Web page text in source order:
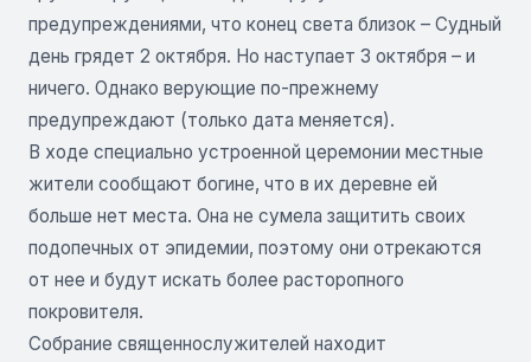
предупреждениями, что конец света близок – Судный
день грядет 2 октября. Но наступает 3 октября – и
ничего. Однако верующие по-прежнему
предупреждают (только дата меняется).
В ходе специально устроенной церемонии местные
жители сообщают богине, что в их деревне ей
больше нет места. Она не сумела защитить своих
подопечных от эпидемии, поэтому они отрекаются
от нее и будут искать более расторопного
покровителя.
Собрание священнослужителей находит